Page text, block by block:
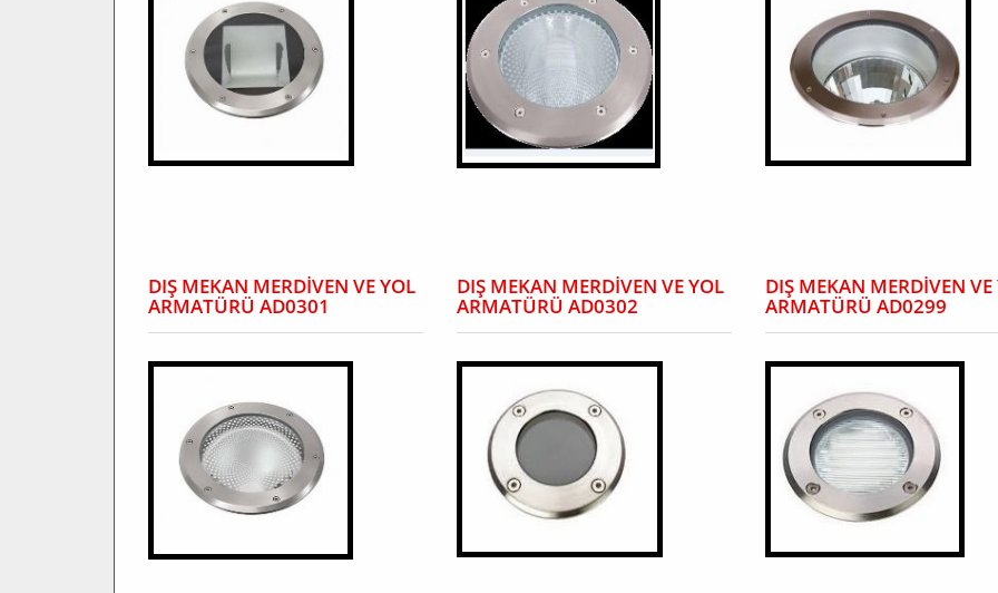
DIŞ MEKAN MERDİVEN VE YOL
ARMATÜRÜ AD0301
DIŞ MEKAN MERDİVEN VE YOL
ARMATÜRÜ AD0302
DIŞ MEKAN MERDİVEN VE
ARMATÜRÜ AD0299